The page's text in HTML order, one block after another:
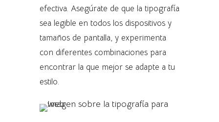
efectiva. Asegúrate de que la tipografía
sea legible en todos los dispositivos y
tamaños de pantalla, y experimenta
con diferentes combinaciones para
encontrar la que mejor se adapte a tu
estilo.